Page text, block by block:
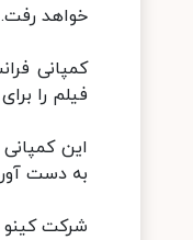
خواهد رفت.
کمپانی
فیلم را برای بیش از ۳۰ کشور و منطقه در قاره‌های اروپا،
به دست
شرکت کینو